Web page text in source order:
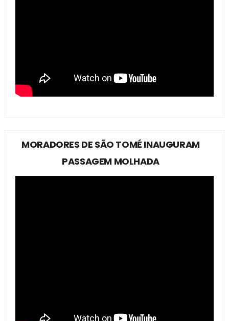
MORADORES DE SÃO TOMÉ INAUGURAM
PASSAGEM MOLHADA